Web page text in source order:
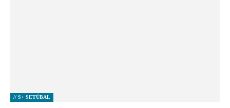
// S+ SETÚBAL